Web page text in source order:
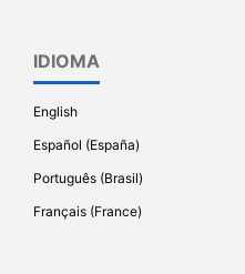
IDIOMA
English
Español (España)
Português (Brasil)
Français (France)